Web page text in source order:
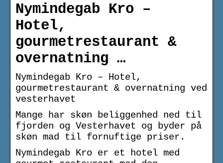
Nymindegab Kro –
Hotel,
gourmetrestaurant &
overnatning …
Nymindegab Kro – Hotel,
gourmetrestaurant & overnatning ved
vesterhavet
Mange har skøn beliggenhed ned til
fjorden og Vesterhavet og byder på
skøn mad til fornuftige priser.
Nymindegab Kro er et hotel med